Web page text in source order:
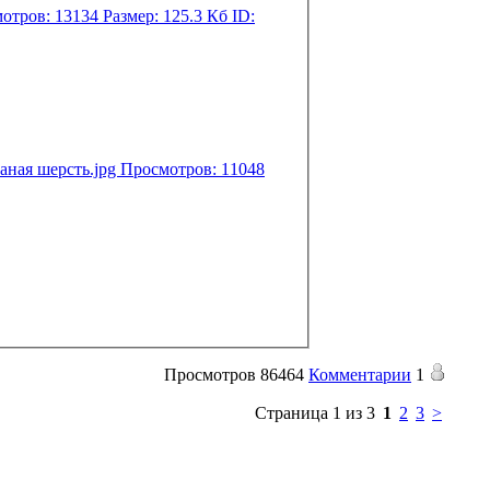
Просмотров 86464 Комментарии 1
Страница 1 из 3 1 2 3 >